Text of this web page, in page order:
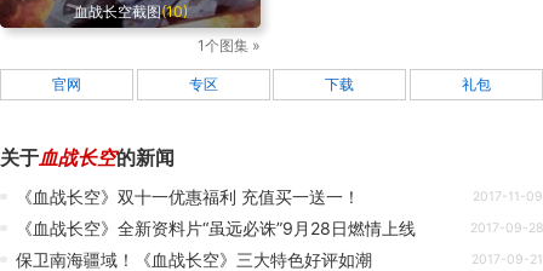
血战长空截图(10)
1个图集 »
官网 专区 下载 礼包
关于血战长空的新闻
《血战长空》双十一优惠福利 充值买一送一！ 2017-11-09
《血战长空》全新资料片“虽远必诛”9月28日燃情上线 2017-09-28
保卫南海疆域！《血战长空》三大特色好评如潮 2017-09-21